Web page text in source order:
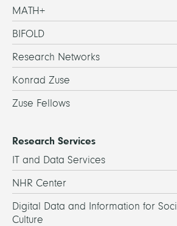
MATH+
BIFOLD
Research Networks
Konrad Zuse
Zuse Fellows
Research Services
IT and Data Services
NHR Center
Digital Data and Information for
Culture